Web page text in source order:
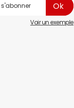
Voir un exemple